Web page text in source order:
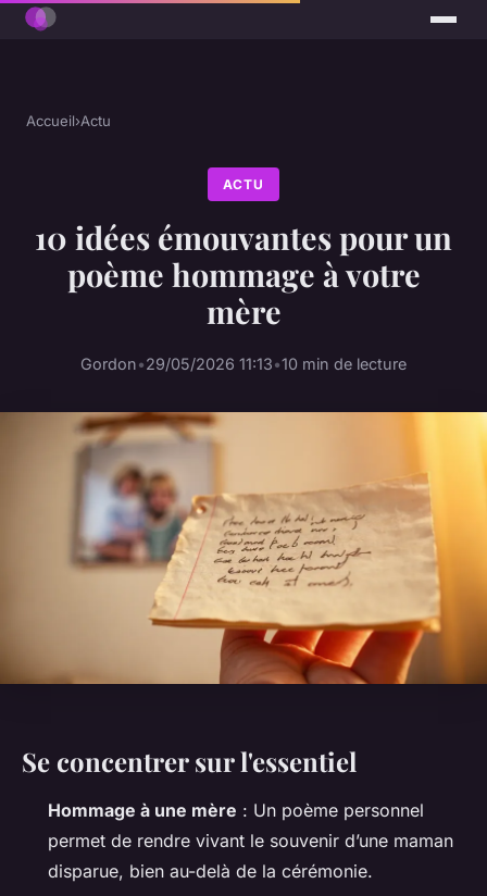
Accueil›Actu
ACTU
10 idées émouvantes pour un
poème hommage à votre
mère
Gordon•29/05/2026 11:13•10 min de lecture
Se concentrer sur l'essentiel
Hommage à une mère : Un poème personnel
permet de rendre vivant le souvenir d’une maman
disparue, bien au-delà de la cérémonie.